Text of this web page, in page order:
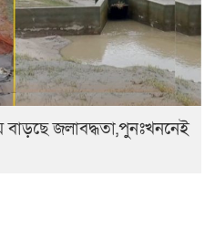
জলাবদ্ধতা,পুনঃখননেই